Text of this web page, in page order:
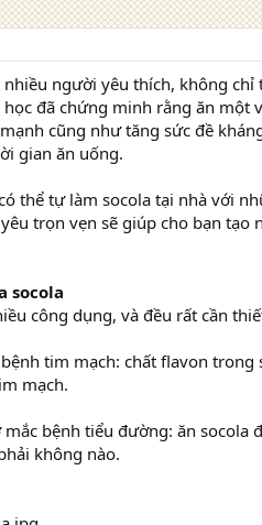
nhiều người yêu thích, không
học đã chứng minh rằng ăn
cũng như tăng sức đề
gian ăn uống.
thể tự làm socola tại nhà với
trọn vẹn sẽ giúp cho bạn
socola
công dụng, và đều rất cần
tim mạch: chất flavon
mạch.
mắc bệnh tiểu đường: ăn
không nào.